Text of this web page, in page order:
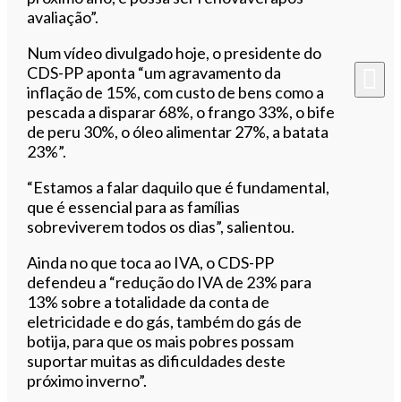
avaliação”.
Num vídeo divulgado hoje, o presidente do
CDS-PP aponta “um agravamento da
inflação de 15%, com custo de bens como a
pescada a disparar 68%, o frango 33%, o bife
de peru 30%, o óleo alimentar 27%, a batata
23%”.
“Estamos a falar daquilo que é fundamental,
que é essencial para as famílias
sobreviverem todos os dias”, salientou.
Ainda no que toca ao IVA, o CDS-PP
defendeu a “redução do IVA de 23% para
13% sobre a totalidade da conta de
eletricidade e do gás, também do gás de
botija, para que os mais pobres possam
suportar muitas as dificuldades deste
próximo inverno”.